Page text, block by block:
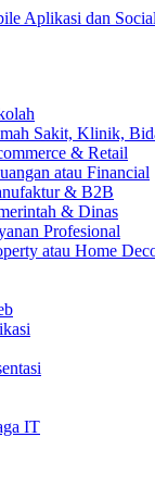
Sakit, Klinik,
& Retail
atau Financial
& B2B
& Dinas
Profesional
atau Home
IT